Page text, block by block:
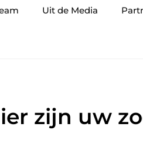
Uit de Media
zijn uw